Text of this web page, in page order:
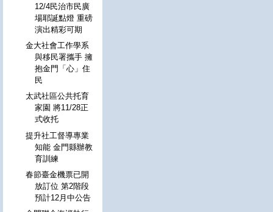
12/4民治市民廣
場耶誕點燈 重磅
演出精彩可期
金大社會工作學系
與移民署攜手 擁
抱金門「心」住
民
太武社區公共托育
家園 將11/28正
式收托
提升社工督導專業
知能 金門縣辦教
育訓練
春節臺金機票已開
放訂位 第2階段
預計12月中公告